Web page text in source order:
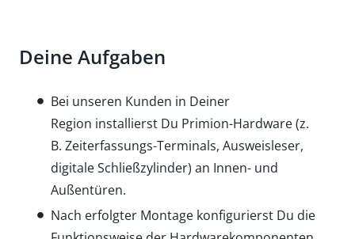
Deine Aufgaben
Bei unseren Kunden in Deiner
Region installierst Du Primion-Hardware (z.
B. Zeiterfassungs-Terminals, Ausweisleser,
digitale Schließzylinder) an Innen- und
Außentüren.
Nach erfolgter Montage konfigurierst Du die